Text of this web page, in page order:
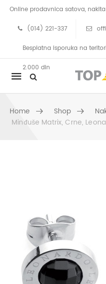
Online prodavnica satova,
(014) 221-337
Besplatna isporuka na
2.000 din
Mobile
navigation
Home Shop
Minđuše Matrix, Crne,